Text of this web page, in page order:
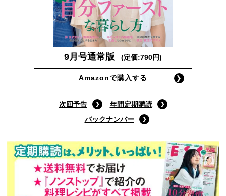
9月号通常版 (定価:790円)
Amazonで購入する
次回予告
年間定期購読
バックナンバー